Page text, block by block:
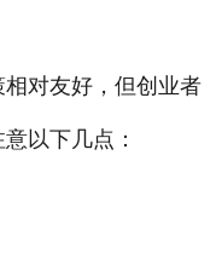
对友好，但创业者
以下几点：